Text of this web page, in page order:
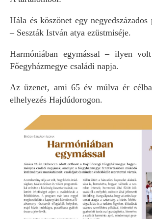
Hála és köszönet egy
– Seszták István atya ezüstmiséje.
Harmóniában egymással – ilyen
Főegyházmegye családi napja.
Az üzenet, ami 65 év múlva ér
elhelyezés Hajdúdorogon.